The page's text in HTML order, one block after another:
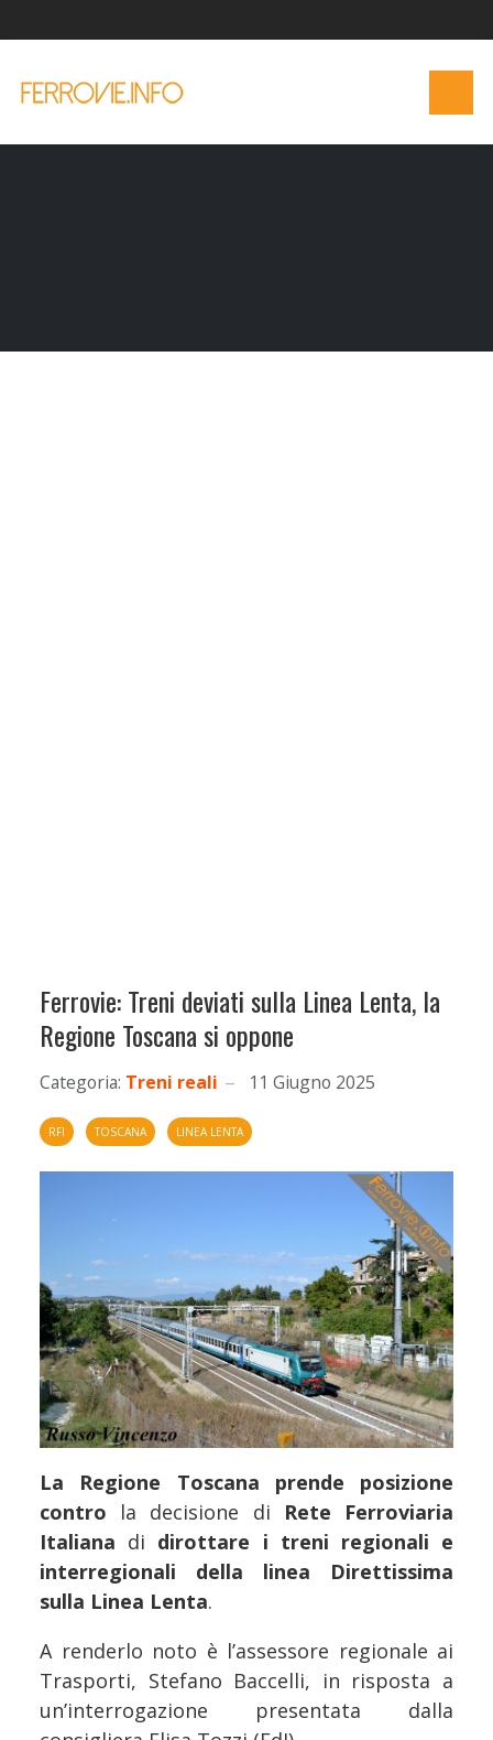
Ferrovie: Treni deviati sulla Linea Lenta, la
Regione Toscana si oppone
Categoria: Treni reali 11 Giugno 2025
RFI TOSCANA LINEA LENTA
La
Regione Toscana prende posizione
contro la decisione di Rete Ferroviaria
Italiana di dirottare i treni regionali e
interregionali della linea Direttissima
sulla Linea Lenta.
A renderlo noto è l’assessore regionale ai
Trasporti, Stefano Baccelli, in risposta a
un’interrogazione presentata dalla